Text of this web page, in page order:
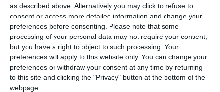
as described above. Alternatively you may click to refuse to
consent or access more detailed information and change your
preferences before consenting.
Please note that some
processing of your personal data may not require your consent,
but you have a right to object to such processing. Your
preferences will apply to this website only. You can change your
preferences or withdraw your consent at any time by returning
to this site and clicking the "Privacy" button at the bottom of the
webpage.